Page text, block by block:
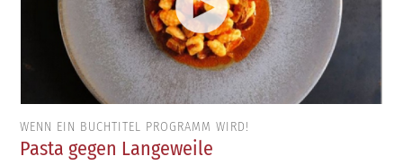
WENN EIN BUCHTITEL PROGRAMM WIRD!
Pasta gegen Langeweile